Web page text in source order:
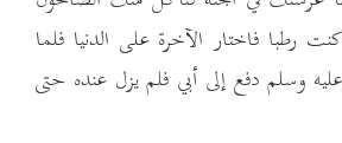
رطبا فاختار الآخرة على الدنيا فلما
وسلم دفع إلى أبي فلم يزل عنده حتى